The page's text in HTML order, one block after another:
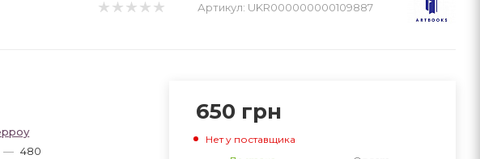
Артикул: UKR000000000109887
— 480
650 грн
Нет у поставщика